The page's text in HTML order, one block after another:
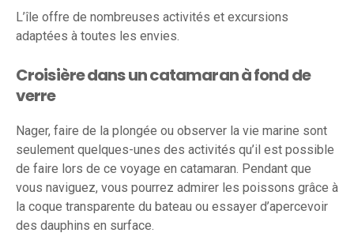
L’île offre de nombreuses activités et excursions
adaptées à toutes les envies.
Croisière dans un catamaran à fond de
verre
Nager, faire de la plongée ou observer la vie marine sont
seulement quelques-unes des activités qu’il est possible
de faire lors de ce voyage en catamaran. Pendant que
vous naviguez, vous pourrez admirer les poissons grâce à
la coque transparente du bateau ou essayer d’apercevoir
des dauphins en surface.